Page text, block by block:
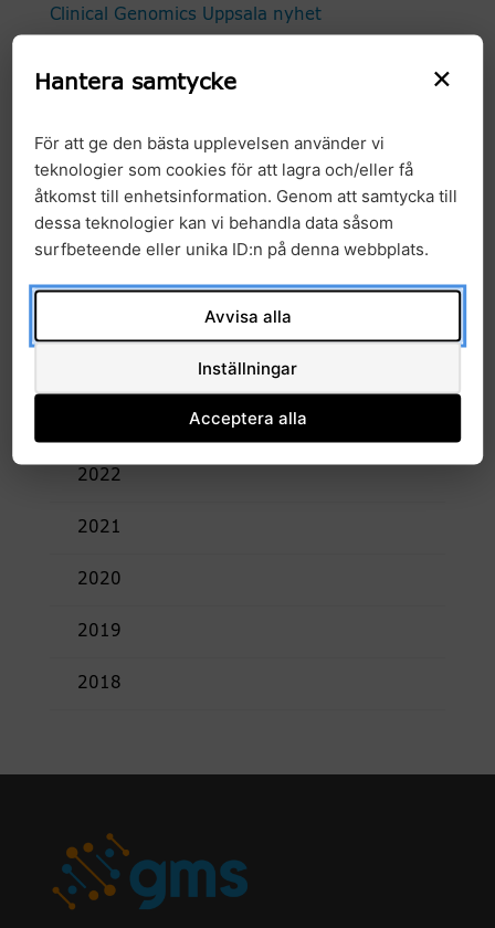
Clinical Genomics Uppsala nyhet
2022
2021
2020
2019
2018
×
Hantera samtycke
För att ge den bästa upplevelsen använder vi
teknologier som cookies för att lagra och/eller få
åtkomst till enhetsinformation. Genom att samtycka till
dessa teknologier kan vi behandla data såsom
surfbeteende eller unika ID:n på denna webbplats.
Avvisa alla
Inställningar
Acceptera alla